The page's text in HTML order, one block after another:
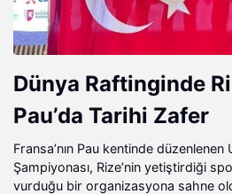
Dünya Raftinginde
Pau’da Tarihi Zafer
Fransa’nın Pau kentinde
Şampiyonası, Rize’nin yetiştirdiği
vurduğu bir organizasyona sahne